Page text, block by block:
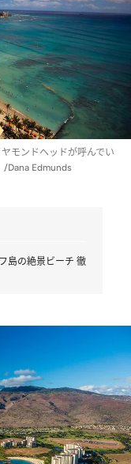
モンドヘッドが呼んでい
Edmunds
島の絶景ビーチ 徹